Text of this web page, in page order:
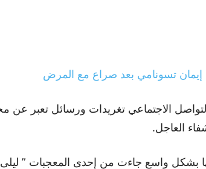
إيمان تسونامي بعد صراع مع المرض
الاجتماعي تغريدات ورسائل تعبر عن
العاجل.
بشكل واسع جاءت من إحدى المعجبات ”